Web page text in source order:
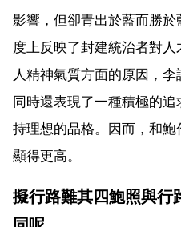
影響，但卻青出於藍而勝
度上反映了封建統治者對
人精神氣質方面的原因，
同時還表現了一種積極的
持理想的品格。因而，和
顯得更高。
擬行路難其四鮑照與行